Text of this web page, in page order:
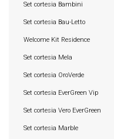
Set cortesia Bambini
Set cortesia Bau-Letto
Welcome Kit Residence
Set cortesia Mela
Set cortesia OroVerde
Set cortesia EverGreen Vip
Set cortesia Vero EverGreen
Set cortesia Marble